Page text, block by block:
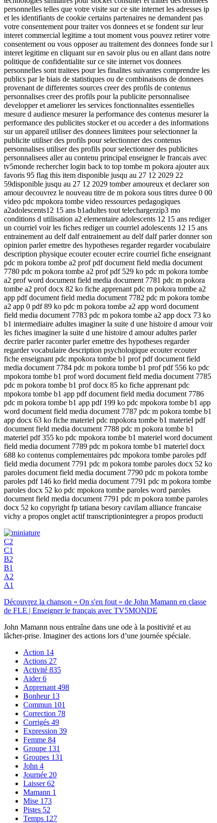
personnelles telles que votre visite sur ce site internet les adresses ip
et les identifiants de cookie certains partenaires ne demandent pas
votre consentement pour traiter vos donnees et se fondent sur leur
interet commercial legitime a tout moment vous pouvez retirer votre
consentement ou vous opposer au traitement des donnees fonde sur l
interet legitime en cliquant sur en savoir plus ou en allant dans notre
politique de confidentialite sur ce site internet vos donnees
personnelles sont traitees pour les finalites suivantes comprendre les
publics par le biais de statistiques ou de combinaisons de donnees
provenant de differentes sources creer des profils de contenus
personnalises creer des profils pour la publicite personnalisee
developper et ameliorer les services fonctionnalites essentielles
mesure d audience mesurer la performance des contenus mesurer la
performance des publicites stocker et ou acceder a des informations
sur un appareil utiliser des donnees limitees pour selectionner la
publicite utiliser des profils pour selectionner des contenus
personnalises utiliser des profils pour selectionner des publicites
personnalisees aller au contenu principal enseigner le francais avec
tv5monde rechercher login back to top tombe m pokora ajouter aux
favoris 95 flag this item disponible jusqu au 27 12 2029 22
59disponible jusqu au 27 12 2029 tomber amoureux et declarer son
amour decouvrez le nouveau titre de m pokora sous titres duree 0 00
video pdc mpokora tombe video ressources pedagogiques
a2adolescents12 15 ans b1adultes tout telechargerzip3 mo
conditions d utilisation a2 elementaire adolescents 12 15 ans rediger
un courriel voir les fiches rediger un courriel adolescents 12 15 ans
entrainement au delf dalf entrainement au delf dalf parler donner son
opinion parler emettre des hypotheses regarder regarder vocabulaire
description physique ecouter ecouter ecrire courriel fiche enseignant
pdc m pokora tombe a2 prof pdf document field media document
7780 pdc m pokora tombe a2 prof pdf 529 ko pdc m pokora tombe
a2 prof word document field media document 7781 pdc m pokora
tombe a2 prof docx 82 ko fiche apprenant pdc m pokora tombe a2
app pdf document field media document 7782 pdc m pokora tombe
a2 app 0 pdf 89 ko pdc m pokora tombe a2 app word document
field media document 7783 pdc m pokora tombe a2 app docx 73 ko
b1 intermediaire adultes imaginer la suite d une histoire d amour voir
les fiches imaginer la suite d une histoire d amour adultes parler
decrire parler raconter parler emettre des hypotheses regarder
regarder vocabulaire description psychologique ecouter ecouter
fiche enseignant pdc mpokora tombe b1 prof pdf document field
media document 7784 pdc m pokora tombe b1 prof pdf 556 ko pdc
mpokora tombe b1 prof word document field media document 7785
pdc m pokora tombe b1 prof docx 85 ko fiche apprenant pdc
mpokora tombe b1 app pdf document field media document 7786
pdc m pokora tombe b1 app pdf 199 ko pdc mpokora tombe b1 app
word document field media document 7787 pdc m pokora tombe b1
app docx 63 ko fiche materiel pdc mpokora tombe b1 materiel pdf
document field media document 7788 pdc m pokora tombe b1
materiel pdf 355 ko pdc mpokora tombe b1 materiel word document
field media document 7789 pdc m pokora tombe b1 materiel docx
688 ko contenus complementaires pdc mpokora tombe paroles pdf
field media document 7791 pdc m pokora tombe paroles docx 52 ko
paroles document field media document 7790 pdc m pokora tombe
paroles pdf 146 ko field media document 7791 pdc m pokora tombe
paroles docx 52 ko pdc mpokora tombe paroles word paroles
document field media document 7791 pdc m pokora tombe paroles
docx 52 ko copyright fp tatiana besory cavilam alliance francaise
vichy a propos onglet actif transcriptionintegrer a propos producti
C2
C1
B2
B1
A2
A1
Découvrez la chanson « On s'en fout » de John Mamann en classe
de FLE | Enseigner le français avec TV5MONDE
John Mamann nous entraîne dans une ode à la positivité et au
lâcher-prise. Imaginer des actions lors d’une journée spéciale.
Action 14
Actions 27
Activité 835
Aider6
Apprenant 498
Bonheur 13
Commun 101
Correction 78
Corrigés 49
Expression 39
Femme 84
Groupe 131
Groupes 131
John 4
Journée 20
Laisser62
Mamann 1
Mise 173
Pistes 52
Temps 127